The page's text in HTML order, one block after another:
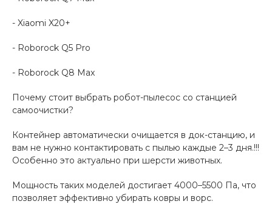
- Xiaomi X20+
- Roborock Q5 Pro
- Roborock Q8 Max
Почему стоит выбрать робот-пылесос со станцией
самоочистки?
Контейнер автоматически очищается в док-станцию, и
вам не нужно контактировать с пылью каждые 2–3 дня.!!!
Особенно это актуально при шерсти животных.
Мощность таких моделей достигает 4000–5500 Па, что
позволяет эффективно убирать ковры и ворс.